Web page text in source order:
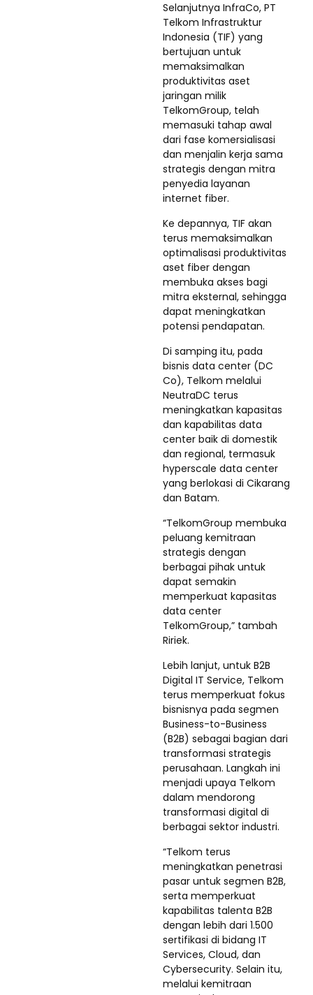
Selanjutnya InfraCo, PT
Telkom Infrastruktur
Indonesia (TIF) yang
bertujuan untuk
memaksimalkan
produktivitas aset
jaringan milik
TelkomGroup, telah
memasuki tahap awal
dari fase komersialisasi
dan menjalin kerja sama
strategis dengan mitra
penyedia layanan
internet fiber.
Ke depannya, TIF akan
terus memaksimalkan
optimalisasi produktivitas
aset fiber dengan
membuka akses bagi
mitra eksternal, sehingga
dapat meningkatkan
potensi pendapatan.
Di samping itu, pada
bisnis data center (DC
Co), Telkom melalui
NeutraDC terus
meningkatkan kapasitas
dan kapabilitas data
center baik di domestik
dan regional, termasuk
hyperscale data center
yang berlokasi di Cikarang
dan Batam.
“TelkomGroup membuka
peluang kemitraan
strategis dengan
berbagai pihak untuk
dapat semakin
memperkuat kapasitas
data center
TelkomGroup,” tambah
Ririek.
Lebih lanjut, untuk B2B
Digital IT Service, Telkom
terus memperkuat fokus
bisnisnya pada segmen
Business-to-Business
(B2B) sebagai bagian dari
transformasi strategis
perusahaan. Langkah ini
menjadi upaya Telkom
dalam mendorong
transformasi digital di
berbagai sektor industri.
“Telkom terus
meningkatkan penetrasi
pasar untuk segmen B2B,
serta memperkuat
kapabilitas talenta B2B
dengan lebih dari 1.500
sertifikasi di bidang IT
Services, Cloud, dan
Cybersecurity. Selain itu,
melalui kemitraan